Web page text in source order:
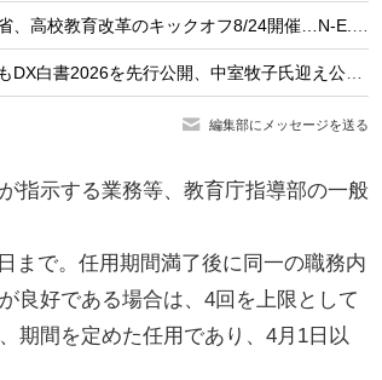
文科省、高校教育改革のキックオフ8/24開催…N-E.X.T.始動
こどもDX白書2026を先行公開、中室牧子氏迎え公開イベント9/17
編集部にメッセージを送る
指示する業務等、教育庁指導部の一般
まで。任用期間満了後に同一の職務内
良好である場合は、4回を上限として
期間を定めた任用であり、4月1日以